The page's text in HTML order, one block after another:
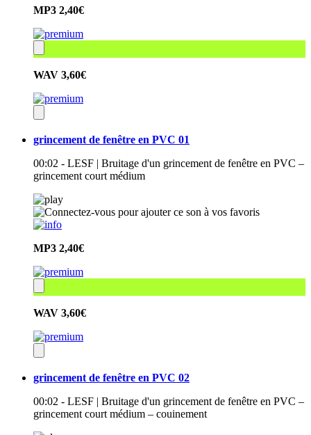
MP3 2,40€
WAV 3,60€
grincement de fenêtre en PVC 01
00:02 - LESF | Bruitage d'un grincement de fenêtre en PVC –
grincement court médium
MP3 2,40€
WAV 3,60€
grincement de fenêtre en PVC 02
00:02 - LESF | Bruitage d'un grincement de fenêtre en PVC –
grincement court médium – couinement